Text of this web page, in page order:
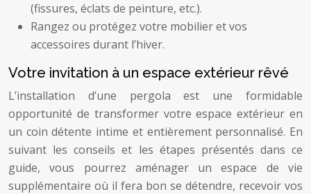
(fissures, éclats de peinture, etc.).
Rangez ou protégez votre mobilier et vos
accessoires durant l’hiver.
Votre invitation à un espace extérieur rêvé
L’installation d’une pergola est une formidable
opportunité de transformer votre espace extérieur en
un coin détente intime et entièrement personnalisé. En
suivant les conseils et les étapes présentés dans ce
guide, vous pourrez aménager un espace de vie
supplémentaire où il fera bon se détendre, recevoir vos